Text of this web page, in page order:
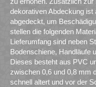
dekorativen Abdeckung
abgedeckt, um
stellen die folgenden
Lieferumfang sind neben
Bodenschiene, Handläufe
Dieses besteht aus PVC
zwischen 0,6 und 0,8 mm
schnell altert und vor der